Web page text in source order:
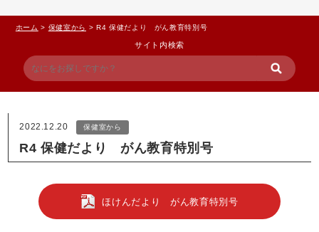
ホーム > 保健室から > R4 保健だより がん教育特別号
サイト内検索
2022.12.20 保健室から
R4 保健だより がん教育特別号
ほけんだより がん教育特別号